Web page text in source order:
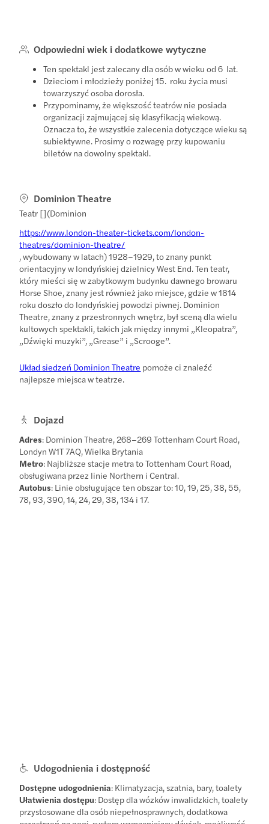
Odpowiedni wiek i dodatkowe wytyczne
Ten spektakl jest zalecany dla osób w wieku od 6 lat.
Dzieciom i młodzieży poniżej 15. roku życia musi
towarzyszyć osoba dorosła.
Przypominamy, że większość teatrów nie posiada
organizacji zajmującej się klasyfikacją wiekową.
Oznacza to, że wszystkie zalecenia dotyczące wieku są
subiektywne. Prosimy o rozwagę przy kupowaniu
biletów na dowolny spektakl.
Dominion Theatre
Teatr [](Dominion
https://www.london-theater-tickets.com/london-
theatres/dominion-theatre/
, wybudowany w latach) 1928–1929, to znany punkt
orientacyjny w londyńskiej dzielnicy West End. Ten teatr,
który mieści się w zabytkowym budynku dawnego browaru
Horse Shoe, znany jest również jako miejsce, gdzie w 1814
roku doszło do londyńskiej powodzi piwnej. Dominion
Theatre, znany z przestronnych wnętrz, był sceną dla wielu
kultowych spektakli, takich jak między innymi „Kleopatra”,
„Dźwięki muzyki”, „Grease” i „Scrooge”.
Układ siedzeń Dominion Theatre pomoże ci znaleźć
najlepsze miejsca w teatrze.
Dojazd
Adres: Dominion Theatre, 268–269 Tottenham Court Road,
Londyn W1T 7AQ, Wielka Brytania
Metro: Najbliższe stacje metra to Tottenham Court Road,
obsługiwana przez linie Northern i Central.
Autobus: Linie obsługujące ten obszar to: 10, 19, 25, 38, 55,
78, 93, 390, 14, 24, 29, 38, 134 i 17.
Udogodnienia i dostępność
Dostępne udogodnienia: Klimatyzacja, szatnia, bary, toalety
Ułatwienia dostępu: Dostęp dla wózków inwalidzkich, toalety
przystosowane dla osób niepełnosprawnych, dodatkowa